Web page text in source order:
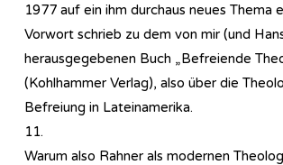
1977 auf ein ihm durchaus neues Thema
Vorwort schrieb zu dem von mir (und
herausgegebenen Buch „Befreiende
(Kohlhammer Verlag), also über die
Befreiung in Lateinamerika.
11.
Warum also Rahner als modernen